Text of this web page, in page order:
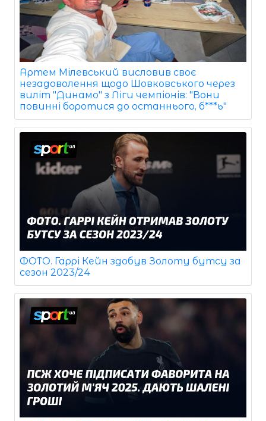
Артем Мілевський висловив своє
незадоволення щодо Шовковського через
виліт "Динамо" з Ліги чемпіонів: "Вони
повинні боротися до останнього, б***ь"
ФОТО. Гаррі Кейн здобув Золоту бутсу за
сезон 2023/24